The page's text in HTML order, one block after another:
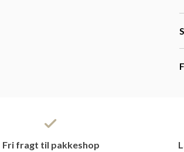
Fri fragt til pakkeshop